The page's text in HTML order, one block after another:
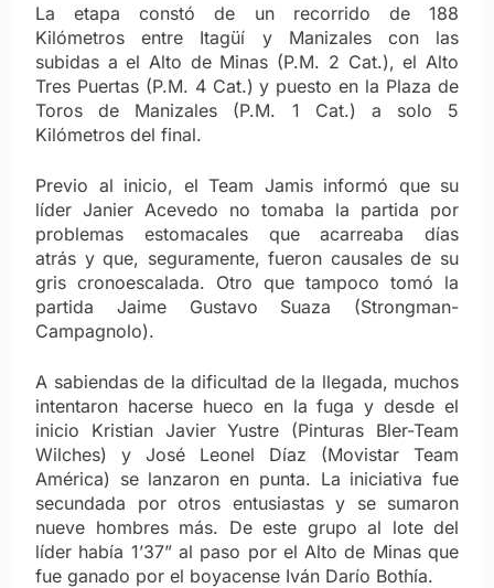
La etapa constó de un recorrido de 188
Kilómetros entre Itagüí y Manizales con las
subidas a el Alto de Minas (P.M. 2 Cat.), el Alto
Tres Puertas (P.M. 4 Cat.) y puesto en la Plaza de
Toros de Manizales (P.M. 1 Cat.) a solo 5
Kilómetros del final.
Previo al inicio, el Team Jamis informó que su
líder Janier Acevedo no tomaba la partida por
problemas estomacales que acarreaba días
atrás y que, seguramente, fueron causales de su
gris cronoescalada. Otro que tampoco tomó la
partida Jaime Gustavo Suaza (Strongman-
Campagnolo).
A sabiendas de la dificultad de la llegada, muchos
intentaron hacerse hueco en la fuga y desde el
inicio Kristian Javier Yustre (Pinturas Bler-Team
Wilches) y José Leonel Díaz (Movistar Team
América) se lanzaron en punta. La iniciativa fue
secundada por otros entusiastas y se sumaron
nueve hombres más. De este grupo al lote del
líder había 1’37” al paso por el Alto de Minas que
fue ganado por el boyacense Iván Darío Bothía.